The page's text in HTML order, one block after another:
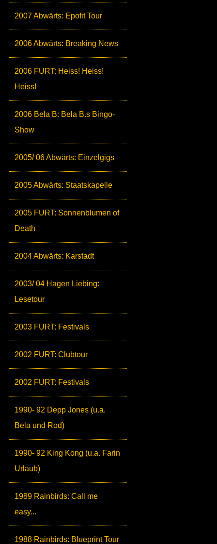
2007 Abwärts: Epofit Tour
2006 Abwärts: Breaking News
2006 FURT: Heiss! Heiss!
Heiss!
2006 Bela B: Bela B.s Bingo-
Show
2005/ 06 Abwärts: Einzelgigs
2005 Abwärts: Staatskapelle
2005 FURT: Sonnenblumen of
Death
2004 Abwärts: Karstadt
2003/ 04 Hagen Liebing:
Lesetour
2003 FURT: Festivals
2002 FURT: Clubtour
2002 FURT: Festivals
1990- 92 Depp Jones (u.a.
Bela und Rod)
1990- 92 King Kong (u.a. Farin
Urlaub)
1989 Rainbirds: Call me
easy...
1988 Rainbirds: Blueprint Tour